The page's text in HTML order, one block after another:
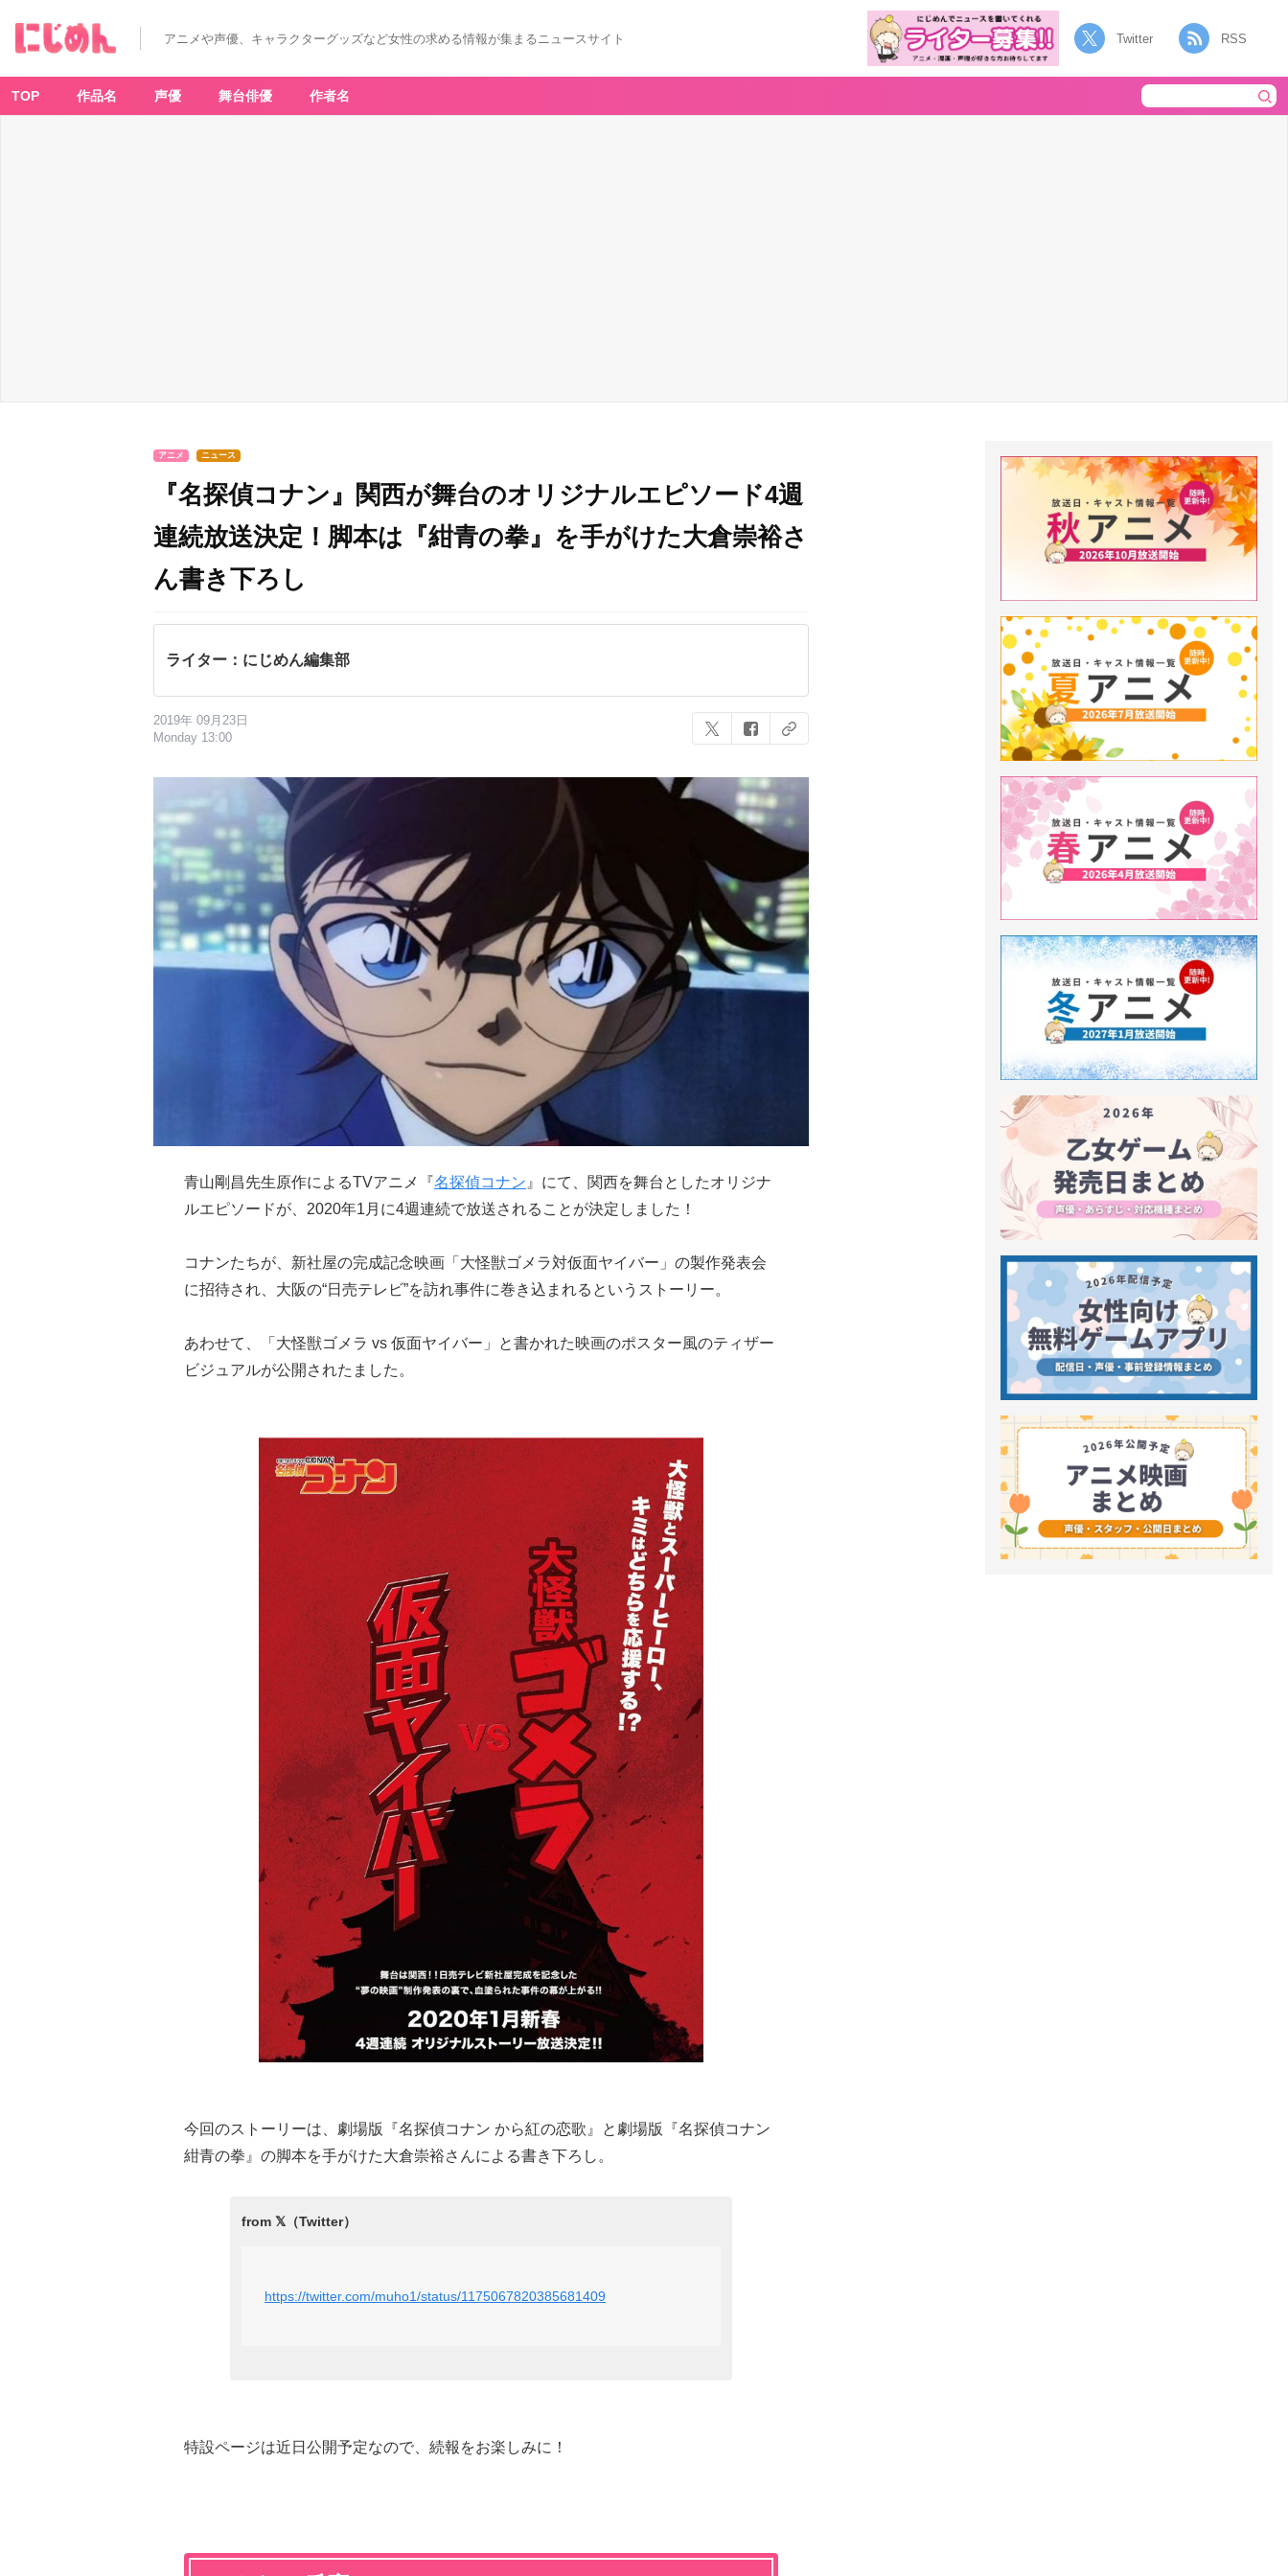
アニメや声優、キャラクターグッズなど女性の求める情報が集まるニュースサイト Twitter RSS
TOP 作品名 声優 舞台俳優 作者名
アニメ ニュース
『名探偵コナン』関西が舞台のオリジナルエピソード4週
連続放送決定！脚本は『紺青の拳』を手がけた大倉崇裕さ
ん書き下ろし
ライター：にじめん編集部
2019年 09月23日
Monday 13:00
青山剛昌先生原作によるTVアニメ『名探偵コナン 』にて、関西を舞台としたオリジナ
ルエピソードが、2020年1月に4週連続で放送されることが決定しました！
コナンたちが、新社屋の完成記念映画「大怪獣ゴメラ対仮面ヤイバー」の製作発表会
に招待され、大阪の“日売テレビ”を訪れ事件に巻き込まれるというストーリー。
あわせて、「大怪獣ゴメラ vs 仮面ヤイバー」と書かれた映画のポスター風のティザー
ビジュアルが公開されたました。
今回のストーリーは、劇場版『名探偵コナン から紅の恋歌』と劇場版『名探偵コナン
紺青の拳』の脚本を手がけた大倉崇裕さんによる書き下ろし。
https://twitter.com/muho1/status/1175067820385681409
特設ページは近日公開予定なので、続報をお楽しみに！